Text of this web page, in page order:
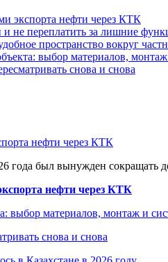
экспорта нефти через КТК
не переплатить за лишние
пространство вокруг
выбор материалов,
снова и снова
нефти через КТК
года был вынужден сокращать
нефти через КТК
выбор материалов, монтаж и
снова и снова